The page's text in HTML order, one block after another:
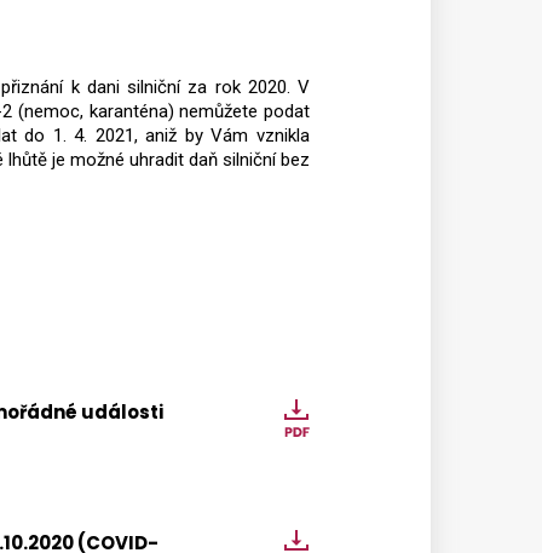
k dani silniční za rok 2020. V
(nemoc, karanténa) nemůžete podat
do 1. 4. 2021, aniž by Vám vznikla
je možné uhradit daň silniční bez
události
(COVID-